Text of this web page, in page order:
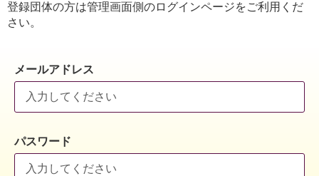
登録団体の方は管理画面側のログインページをご利用くだ
さい。
メールアドレス
パスワード